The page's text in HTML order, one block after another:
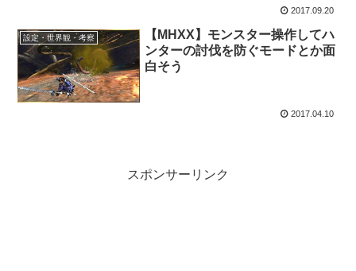
2017.09.20
設定・世界観・考察
【MHXX】モンスター操作してハ
ンターの討伐を防ぐモードとか面
白そう
2017.04.10
スポンサーリンク